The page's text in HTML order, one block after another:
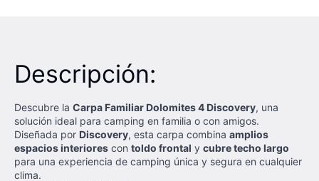
Descripción:
Descubre la Carpa Familiar Dolomites 4 Discovery, una
solución ideal para camping en familia o con amigos.
Diseñada por Discovery, esta carpa combina amplios
espacios interiores con toldo frontal y cubre techo largo
para una experiencia de camping única y segura en cualquier
clima.